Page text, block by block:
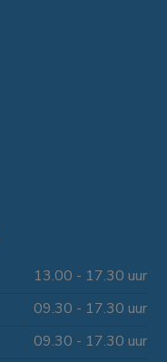
13.00 - 17.30 uur
09.30 - 17.30 uur
09.30 - 17.30 uur